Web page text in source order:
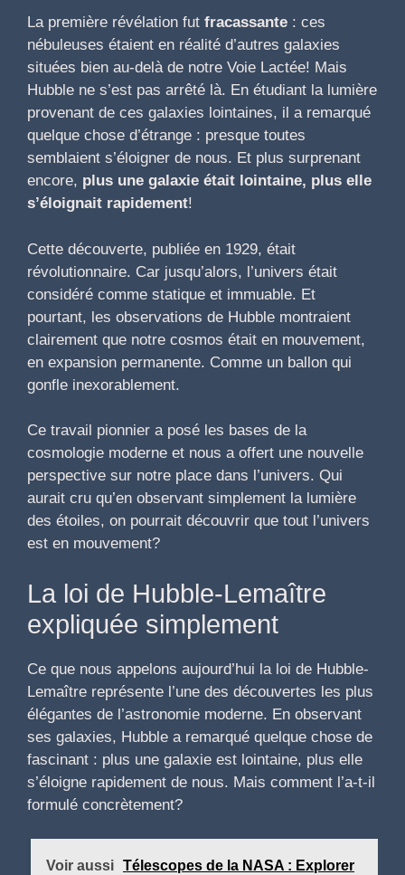
La première révélation fut fracassante : ces
nébuleuses étaient en réalité d’autres galaxies
situées bien au-delà de notre Voie Lactée! Mais
Hubble ne s’est pas arrêté là. En étudiant la lumière
provenant de ces galaxies lointaines, il a remarqué
quelque chose d’étrange : presque toutes
semblaient s’éloigner de nous. Et plus surprenant
encore, plus une galaxie était lointaine, plus elle
s’éloignait rapidement!
Cette découverte, publiée en 1929, était
révolutionnaire. Car jusqu’alors, l’univers était
considéré comme statique et immuable. Et
pourtant, les observations de Hubble montraient
clairement que notre cosmos était en mouvement,
en expansion permanente. Comme un ballon qui
gonfle inexorablement.
Ce travail pionnier a posé les bases de la
cosmologie moderne et nous a offert une nouvelle
perspective sur notre place dans l’univers. Qui
aurait cru qu’en observant simplement la lumière
des étoiles, on pourrait découvrir que tout l’univers
est en mouvement?
La loi de Hubble-Lemaître
expliquée simplement
Ce que nous appelons aujourd’hui la loi de Hubble-
Lemaître représente l’une des découvertes les plus
élégantes de l’astronomie moderne. En observant
ses galaxies, Hubble a remarqué quelque chose de
fascinant : plus une galaxie est lointaine, plus elle
s’éloigne rapidement de nous. Mais comment l’a-t-il
formulé concrètement?
Voir aussi Télescopes de la NASA : Explorer